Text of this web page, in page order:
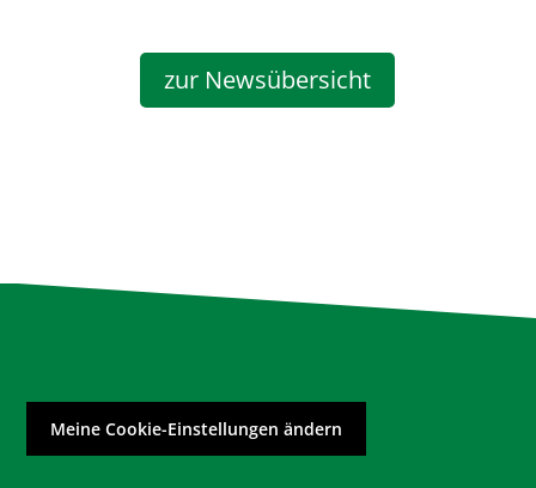
zur Newsübersicht
Meine Cookie-Einstellungen ändern